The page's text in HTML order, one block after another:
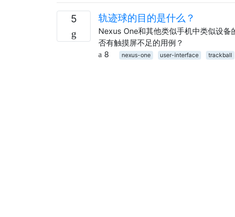
5 轨迹球的目的是什么？
Nexus One和其他类似手机中类似设
否有触摸屏不足的用例？
8
nexus-one user-interface trackball